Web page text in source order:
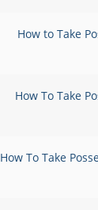
How to Take
How To Take
How To Take